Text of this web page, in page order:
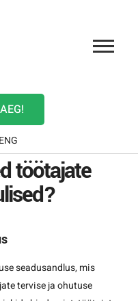
ENG
töötajate
seadusandlus, mis
tervise ja ohutuse